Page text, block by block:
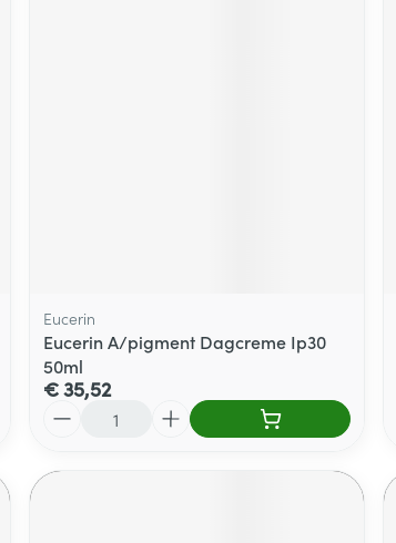
Eucerin
Eucerin A/pigment Dagcreme Ip30
50ml
€ 35,52